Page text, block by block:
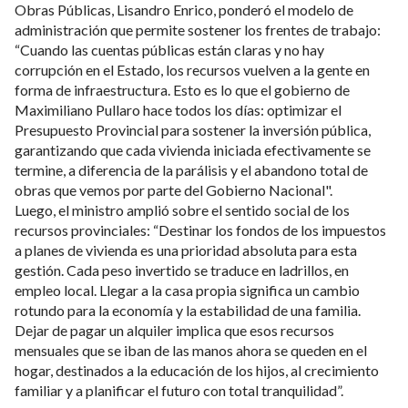
Obras Públicas, Lisandro Enrico, ponderó el modelo de
administración que permite sostener los frentes de trabajo:
“Cuando las cuentas públicas están claras y no hay
corrupción en el Estado, los recursos vuelven a la gente en
forma de infraestructura. Esto es lo que el gobierno de
Maximiliano Pullaro hace todos los días: optimizar el
Presupuesto Provincial para sostener la inversión pública,
garantizando que cada vivienda iniciada efectivamente se
termine, a diferencia de la parálisis y el abandono total de
obras que vemos por parte del Gobierno Nacional".
Luego, el ministro amplió sobre el sentido social de los
recursos provinciales: “Destinar los fondos de los impuestos
a planes de vivienda es una prioridad absoluta para esta
gestión. Cada peso invertido se traduce en ladrillos, en
empleo local. Llegar a la casa propia significa un cambio
rotundo para la economía y la estabilidad de una familia.
Dejar de pagar un alquiler implica que esos recursos
mensuales que se iban de las manos ahora se queden en el
hogar, destinados a la educación de los hijos, al crecimiento
familiar y a planificar el futuro con total tranquilidad”.